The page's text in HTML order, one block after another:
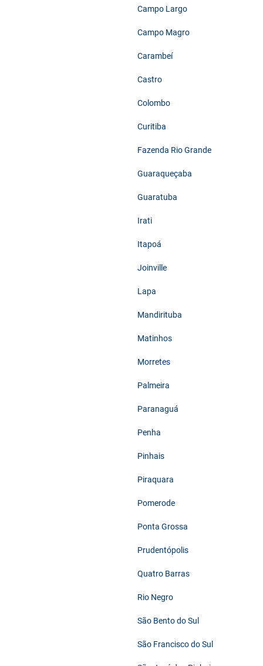
Campo Largo
Campo Magro
Carambeí
Castro
Colombo
Curitiba
Fazenda Rio Grande
Guaraqueçaba
Guaratuba
Irati
Itapoá
Joinville
Lapa
Mandirituba
Matinhos
Morretes
Palmeira
Paranaguá
Penha
Pinhais
Piraquara
Pomerode
Ponta Grossa
Prudentópolis
Quatro Barras
Rio Negro
São Bento do Sul
São Francisco do Sul